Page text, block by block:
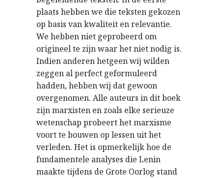
plaats hebben we die teksten gekozen
op basis van kwaliteit en relevantie.
We hebben niet geprobeerd om
origineel te zijn waar het niet nodig is.
Indien anderen hetgeen wij wilden
zeggen al perfect geformuleerd
hadden, hebben wij dat gewoon
overgenomen. Alle auteurs in dit boek
zijn marxisten en zoals elke serieuze
wetenschap probeert het marxisme
voort te bouwen op lessen uit het
verleden. Het is opmerkelijk hoe de
fundamentele analyses die Lenin
maakte tijdens de Grote Oorlog stand